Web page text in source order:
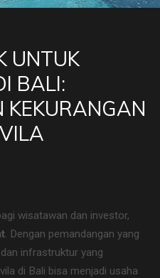
UNTUK
BALI:
KEKURANGAN
wisatawan dan investor,
. Dengan pemandangan yang
infrastruktur yang
di Bali bisa menjadi usaha